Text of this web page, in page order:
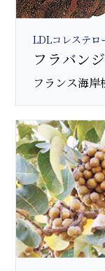
LDLコレステロ
フラバン
フランス海岸